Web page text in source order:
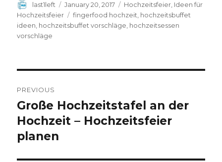
Author
last1left
Posted
on
January 20, 2017 Categories
Hochzeitsfeier Ideen für
Hochzeitsfeier
Tags
fingerfood hochzeit hochzeitsbuffet
ideen hochzeitsbuffet vorschläge hochzeitsessen
vorschläge
navigation
PREVIOUS
Previous
post:
Große Hochzeitstafel an der
Hochzeit – Hochzeitsfeier
planen